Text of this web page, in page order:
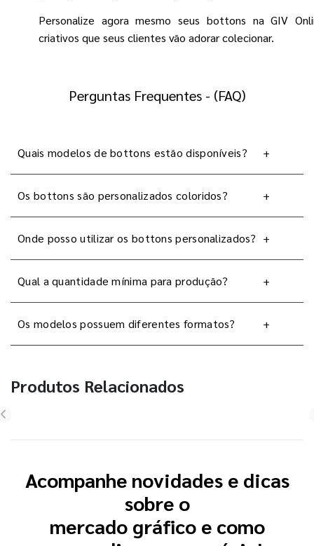
Personalize agora mesmo seus bottons na GIV
criativos que seus clientes vão adorar colecionar.
Perguntas Frequentes - (FAQ)
Quais modelos de bottons estão disponíveis? +
Os bottons são personalizados coloridos? +
Onde posso utilizar os bottons personalizados? +
Qual a quantidade mínima para produção? +
Os modelos possuem diferentes formatos? +
Produtos Relacionados
Acompanhe novidades e dicas
sobre o
mercado gráfico e como